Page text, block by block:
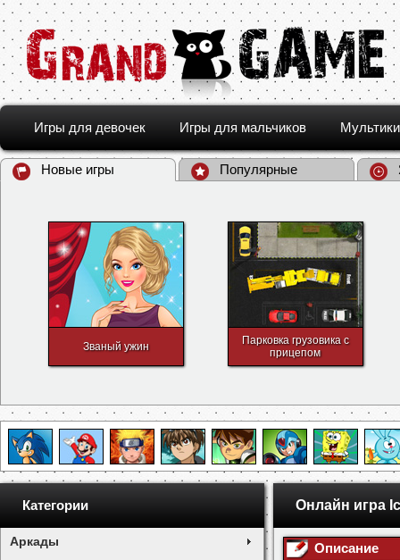
Игры для девочек Игры для мальчиков Мультики
Новые игры Популярные
Званый ужин
Парковка грузовика с
прицепом
Категории
Аркады
Онлайн игра
Описание